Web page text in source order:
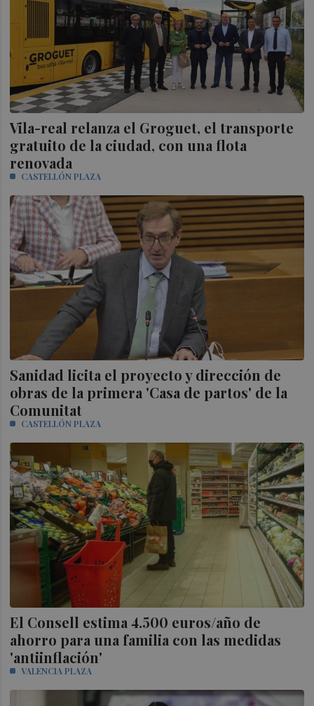
Vila-real relanza el Groguet, el transporte
gratuito de la ciudad, con una flota
renovada
CASTELLÓN PLAZA
Sanidad licita el proyecto y dirección de
obras de la primera 'Casa de partos' de la
Comunitat
CASTELLÓN PLAZA
El Consell estima 4.500 euros/año de
ahorro para una familia con las medidas
'antiinflación'
VALENCIA PLAZA